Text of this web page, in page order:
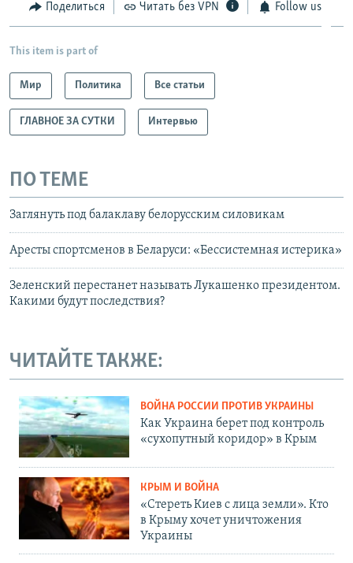
Поделиться Читать без VPN Follow us
This item is part of
Мир Политика Все статьи
ГЛАВНОЕ ЗА СУТКИ Интервью
ПО ТЕМЕ
Заглянуть под балаклаву белорусским силовикам
Аресты спортсменов в Беларуси: «Бессистемная истерика»
Зеленский перестанет называть Лукашенко президентом.
Какими будут последствия?
ЧИТАЙТЕ ТАКЖЕ:
ВОЙНА РОССИИ ПРОТИВ УКРАИНЫ
Как Украина берет под контроль
«сухопутный коридор» в Крым
КРЫМ И ВОЙНА
«Стереть Киев с лица земли». Кто
в Крыму хочет уничтожения
Украины